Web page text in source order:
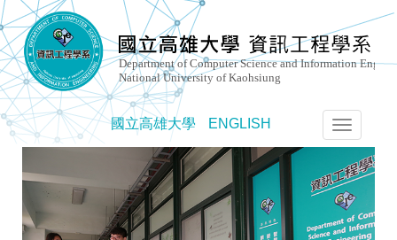
國立高雄大學 ENGLISH
選
單
切
換